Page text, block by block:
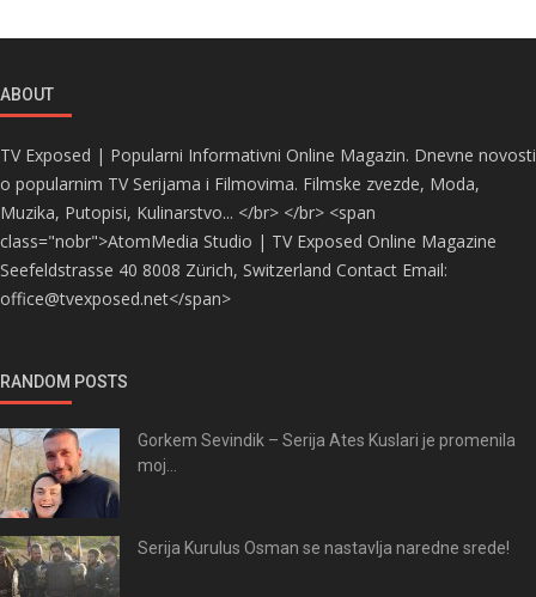
ABOUT
TV Exposed | Popularni Informativni Online Magazin. Dnevne novosti
o popularnim TV Serijama i Filmovima. Filmske zvezde, Moda,
Muzika, Putopisi, Kulinarstvo... </br> </br> <span
class="nobr">AtomMedia Studio | TV Exposed Online Magazine
Seefeldstrasse 40 8008 Zürich, Switzerland Contact Email:
office@tvexposed.net</span>
RANDOM POSTS
Gorkem Sevindik – Serija Ates Kuslari je promenila
moj...
Serija Kurulus Osman se nastavlja naredne srede!